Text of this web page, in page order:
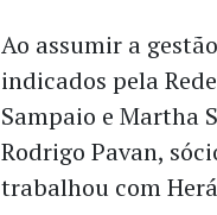
Ao assumir a
indicados pela
Sampaio e Martha
Rodrigo Pavan,
trabalhou com